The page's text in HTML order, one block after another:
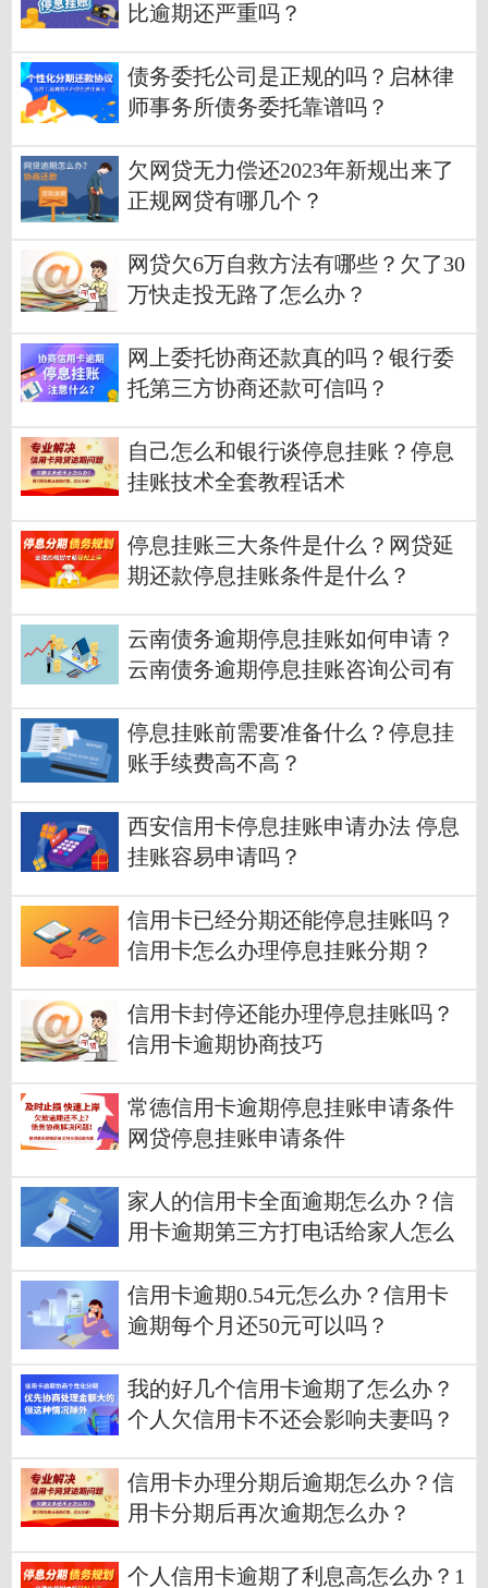
比逾期还严重吗？
债务委托公司是正规的吗？启林律
师事务所债务委托靠谱吗？
欠网贷无力偿还2023年新规出来了
正规网贷有哪几个？
网贷欠6万自救方法有哪些？欠了30
万快走投无路了怎么办？
网上委托协商还款真的吗？银行委
托第三方协商还款可信吗？
自己怎么和银行谈停息挂账？停息
挂账技术全套教程话术
停息挂账三大条件是什么？网贷延
期还款停息挂账条件是什么？
云南债务逾期停息挂账如何申请？
云南债务逾期停息挂账咨询公司有
停息挂账前需要准备什么？停息挂
账手续费高不高？
西安信用卡停息挂账申请办法 停息
挂账容易申请吗？
信用卡已经分期还能停息挂账吗？
信用卡怎么办理停息挂账分期？
信用卡封停还能办理停息挂账吗？
信用卡逾期协商技巧
常德信用卡逾期停息挂账申请条件
网贷停息挂账申请条件
家人的信用卡全面逾期怎么办？信
用卡逾期第三方打电话给家人怎么
信用卡逾期0.54元怎么办？信用卡
逾期每个月还50元可以吗？
我的好几个信用卡逾期了怎么办？
个人欠信用卡不还会影响夫妻吗？
信用卡办理分期后逾期怎么办？信
用卡分期后再次逾期怎么办？
个人信用卡逾期了利息高怎么办？1